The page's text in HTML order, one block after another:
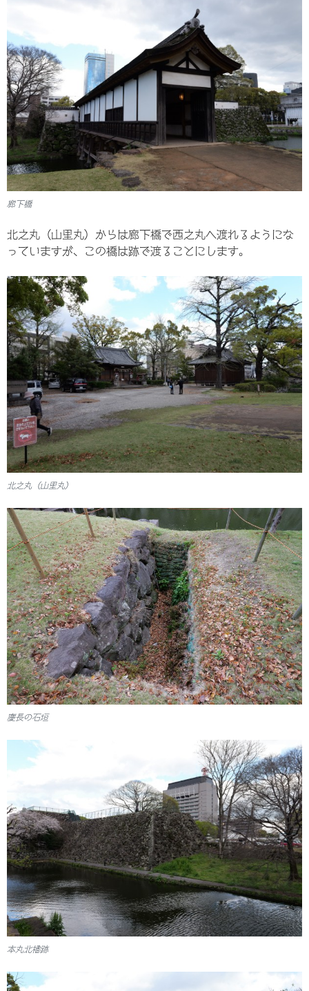
廊下橋
北之丸（山里丸）からは廊下橋で西之丸へ渡れるようにな
っていますが、この橋は跡で渡ることにします。
北之丸（山里丸）
慶長の石垣
本丸北櫓跡